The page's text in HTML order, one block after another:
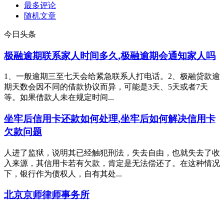
最多评论
随机文章
今日头条
极融逾期联系家人时间多久,极融逾期会通知家人吗
1、一般逾期三至七天会给紧急联系人打电话。2、极融贷款逾
期天数会因不同的借款协议而异，可能是3天、5天或者7天
等。如果借款人未在规定时间...
坐牢后信用卡还款如何处理,坐牢后如何解决信用卡
欠款问题
人进了监狱，说明其已经触犯刑法，失去自由，也就失去了收
入来源，其信用卡若有欠款，肯定是无法偿还了。在这种情况
下，银行作为债权人，自有其处...
北京京师律师事务所